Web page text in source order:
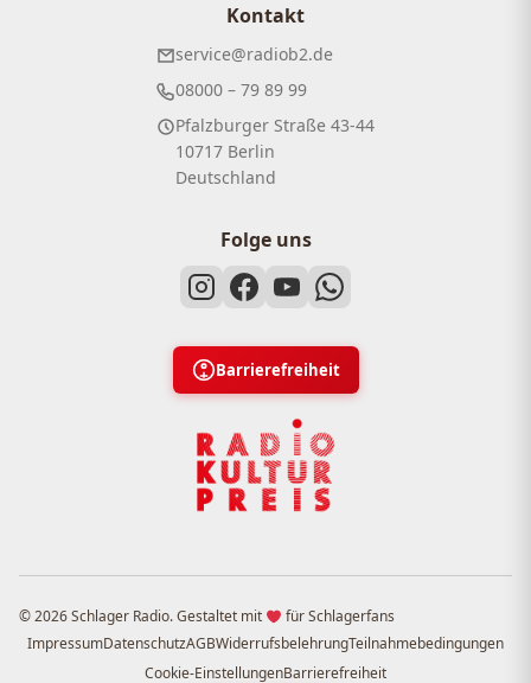
Kontakt
service@radiob2.de
08000 – 79 89 99
Pfalzburger Straße 43-44
10717 Berlin
Deutschland
Folge uns
Barrierefreiheit
© 2026 Schlager Radio. Gestaltet mit
für Schlagerfans
ImpressumDatenschutzAGBWiderrufsbelehrungTeilnahmebedingungen
Cookie-EinstellungenBarrierefreiheit